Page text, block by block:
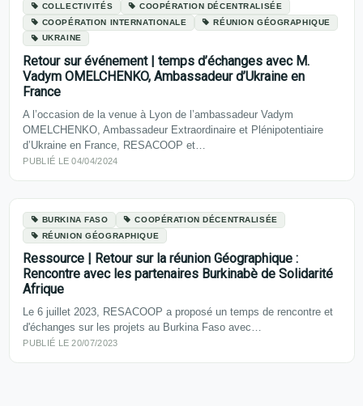
COLLECTIVITÉS
COOPÉRATION DÉCENTRALISÉE
COOPÉRATION INTERNATIONALE
RÉUNION GÉOGRAPHIQUE
UKRAINE
Retour sur événement | temps d’échanges avec M.
Vadym OMELCHENKO, Ambassadeur d’Ukraine en
France
A l’occasion de la venue à Lyon de l’ambassadeur Vadym
OMELCHENKO, Ambassadeur Extraordinaire et Plénipotentiaire
d’Ukraine en France, RESACOOP et…
PUBLIÉ LE 04/04/2024
BURKINA FASO
COOPÉRATION DÉCENTRALISÉE
RÉUNION GÉOGRAPHIQUE
Ressource | Retour sur la réunion Géographique :
Rencontre avec les partenaires Burkinabè de Solidarité
Afrique
Le 6 juillet 2023, RESACOOP a proposé un temps de rencontre et
d'échanges sur les projets au Burkina Faso avec…
PUBLIÉ LE 20/07/2023